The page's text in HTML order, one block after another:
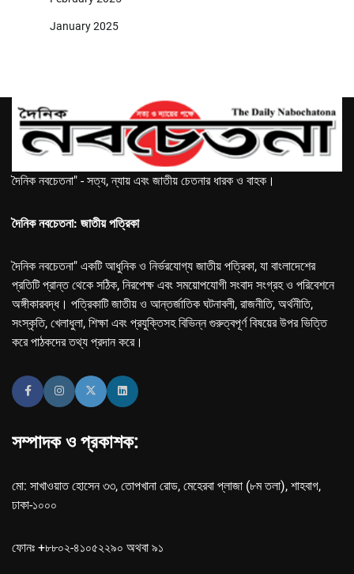
January 2025
দৈনিক নবচেতনা" - সত্য, ন্যায় এবং জাতীয় চেতনার ধারক ও বাহক।
দৈনিক নবচেতনা: জাতীয় পত্রিকা
দৈনিক নবচেতনা" একটি আধুনিক ও নির্ভরযোগ্য জাতীয় পত্রিকা, যা বাংলাদেশের
প্রতিটি প্রান্ত থেকে সঠিক, নিরপেক্ষ এবং সময়োপযোগী সংবাদ সংগ্রহ ও পরিবেশনে
অঙ্গীকারবদ্ধ। পত্রিকাটি জাতীয় ও আন্তর্জাতিক ঘটনাবলী, রাজনীতি, অর্থনীতি,
সংস্কৃতি, খেলাধুলা, শিক্ষা এবং প্রযুক্তিসহ বিভিন্ন গুরুত্বপূর্ণ বিষয়ের উপর ভিত্তি
করে পাঠকদের তথ্য প্রদান করে।
সম্পাদক ও প্রকাশক:
মো: সাখাওয়াত হোসেন ৩৩, তোপখানা রোড, মেহেরবা প্লাজা (৮ম তলা), শাহবাগ,
ঢাকা-১০০০
ফোনঃ +৮৮০২-৪১০৫২২৯০ অথবা ৯১